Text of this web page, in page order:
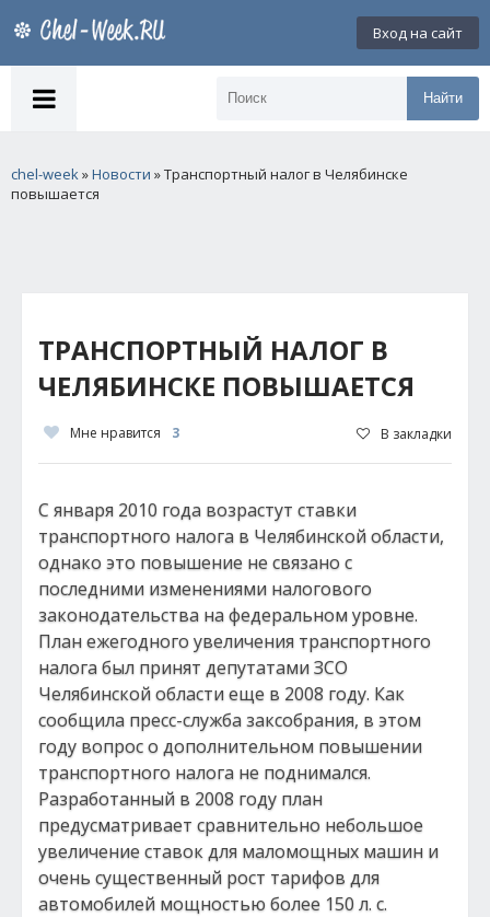
Вход на сайт
Найти
chel-week»Новости » Транспортный налог в Челябинске
повышается
ТРАНСПОРТНЫЙ НАЛОГ В
ЧЕЛЯБИНСКЕ ПОВЫШАЕТСЯ
Мне нравится 3 В закладки
С января 2010 года возрастут ставки
транспортного налога в Челябинской области,
однако это повышение не связано с
последними изменениями налогового
законодательства на федеральном уровне.
План ежегодного увеличения транспортного
налога был принят депутатами ЗСО
Челябинской области еще в 2008 году. Как
сообщила пресс-служба заксобрания, в этом
году вопрос о дополнительном повышении
транспортного налога не поднимался.
Разработанный в 2008 году план
предусматривает сравнительно небольшое
увеличение ставок для маломощных машин и
очень существенный рост тарифов для
автомобилей мощностью более 150 л. с.